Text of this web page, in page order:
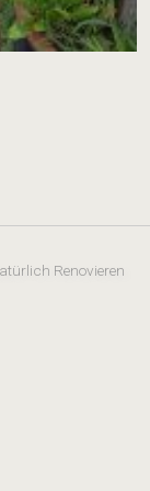
Renovieren